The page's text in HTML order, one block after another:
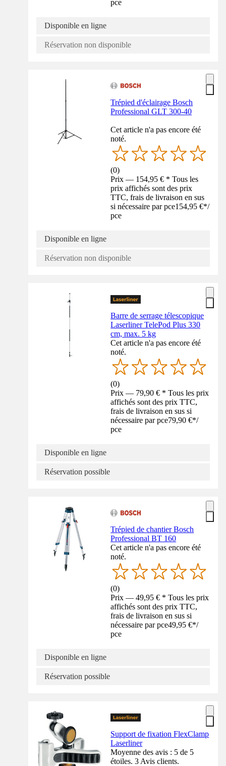
pce
Disponible en ligne
Réservation non disponible
Trépied d'éclairage Bosch
Professional GLT 300-40
Cet article n'a pas encore été
noté.
(0)
Prix — 154,95 € * Tous les
prix affichés sont des prix
TTC, frais de livraison en sus
si nécessaire par pce154,95 €*/
pce
Disponible en ligne
Réservation non disponible
Barre de serrage télescopique
Laserliner TelePod Plus 330
cm, max. 5 kg
Cet article n'a pas encore été
noté.
(0)
Prix — 79,90 € * Tous les prix
affichés sont des prix TTC,
frais de livraison en sus si
nécessaire par pce79,90 €*/
pce
Disponible en ligne
Réservation possible
Trépied de chantier Bosch
Professional BT 160
Cet article n'a pas encore été
noté.
(0)
Prix — 49,95 € * Tous les prix
affichés sont des prix TTC,
frais de livraison en sus si
nécessaire par pce49,95 €*/
pce
Disponible en ligne
Réservation possible
Support de fixation FlexClamp
Laserliner
Moyenne des avis : 5 de 5
étoiles. 3 Avis clients.